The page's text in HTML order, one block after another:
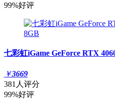
99%好评
七彩虹iGame GeForce RTX
￥3669
381人评分
99%好评